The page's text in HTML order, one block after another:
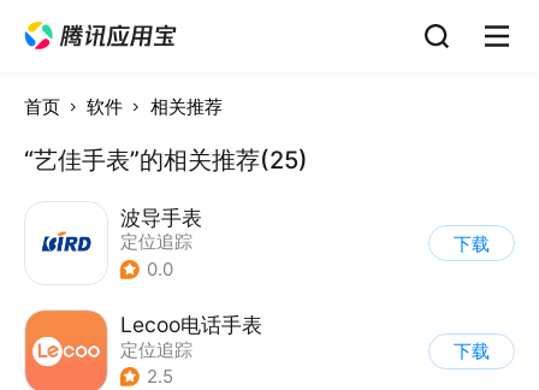
首页 软件 相关推荐
“艺佳手表”的相关推荐(25)
波导手表
定位追踪
0.0
下载
Lecoo电话手表
定位追踪
2.5
下载